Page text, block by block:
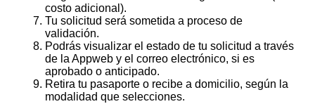
costo adicional).
Tu solicitud será sometida a proceso de
validación.
Podrás visualizar el estado de tu solicitud a través
de la Appweb y el correo electrónico, si es
aprobado o anticipado.
Retira tu pasaporte o recibe a domicilio, según la
modalidad que selecciones.